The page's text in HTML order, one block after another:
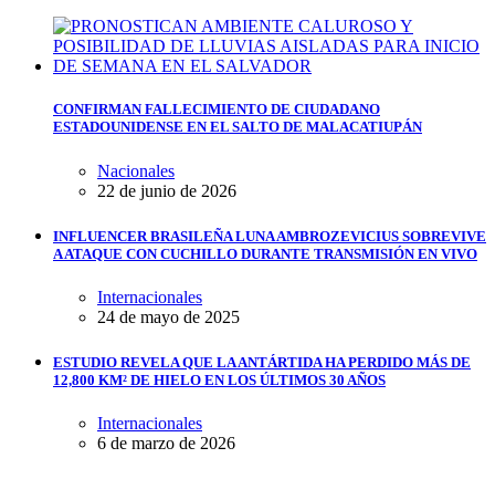
CONFIRMAN FALLECIMIENTO DE CIUDADANO
ESTADOUNIDENSE EN EL SALTO DE MALACATIUPÁN
Nacionales
22 de junio de 2026
INFLUENCER BRASILEÑA LUNA AMBROZEVICIUS SOBREVIVE
A ATAQUE CON CUCHILLO DURANTE TRANSMISIÓN EN VIVO
Internacionales
24 de mayo de 2025
ESTUDIO REVELA QUE LA ANTÁRTIDA HA PERDIDO MÁS DE
12,800 KM² DE HIELO EN LOS ÚLTIMOS 30 AÑOS
Internacionales
6 de marzo de 2026